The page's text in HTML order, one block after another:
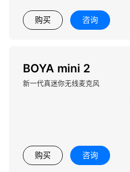
购买 咨询
BOYA mini 2
新一代真迷你无线麦克风
购买 咨询